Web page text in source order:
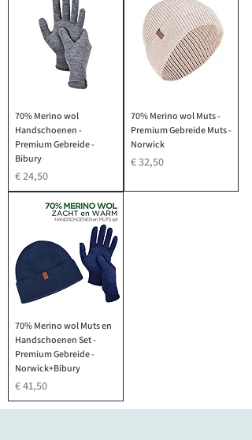
70% Merino wol
Handschoenen -
Premium Gebreide -
Bibury
Prijs
€ 24,50
70% Merino wol Muts -
Premium Gebreide Muts -
Norwick
Prijs
€ 32,50
70% Merino wol Muts en
Handschoenen Set -
Premium Gebreide -
Norwick+Bibury
Prijs
€ 41,50